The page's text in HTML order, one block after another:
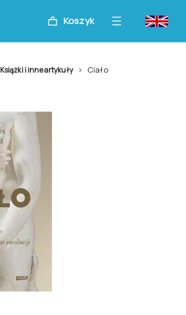
Koszyk
Książki i inne artykuły Ciało